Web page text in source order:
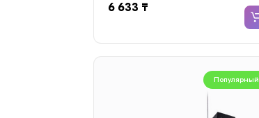
6 633 ₸
Популярный